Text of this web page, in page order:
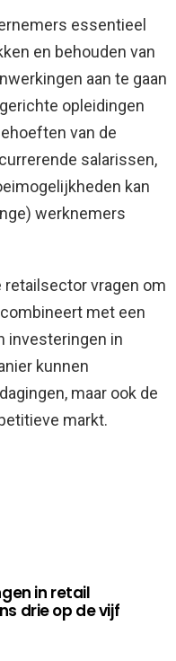
essentieel
en behouden van
aan te gaan
opleidingen
van de
salarissen,
kan
werknemers
retailsector vragen om
met een
investeringen in
kunnen
maar ook de
markt.
in retail
drie op de vijf